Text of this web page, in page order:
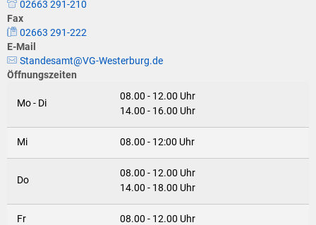
Feuerwehr
Allgemeine Informationen
Die Bundeswehr und Westerburg
Seniorenmobilität/Jugendtaxi/Fahrservice
Sicherheit für Senioren
Ehrenamtskarte des Westerwaldkreises
Westerwaldbad
02663 291-210
Fax
02663 291-222
E-Mail
Standesamt@VG-Westerburg.de
Öffnungszeiten
Mo - Di
08.00 - 12.00 Uhr
14.00 - 16.00 Uhr
Mi 08.00 - 12:00 Uhr
Do
08.00 - 12.00 Uhr
14.00 - 18.00 Uhr
Fr 08.00 - 12.00 Uhr